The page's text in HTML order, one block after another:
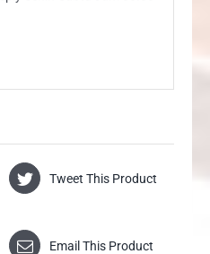
Tweet This Product
Email This Product